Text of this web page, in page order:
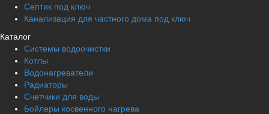
Септик под ключ
Канализация для частного дома под ключ
Каталог
Системы водоочистки
Котлы
Водонагреватели
Радиаторы
Cчетчики для воды
Бойлеры косвенного нагрева